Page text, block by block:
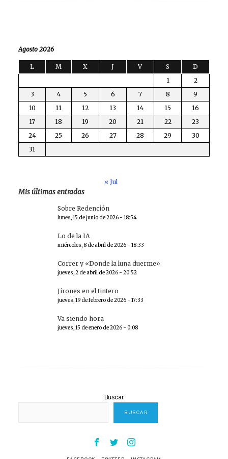
Agosto 2026
L M X J V S
D
1
2
3
4 5 6 7 8
9
10
11 12 13 14 15
16
17
18 19 20 21 22
23
24
25 26 27 28 29
30
31
« Jul
Mis últimas entradas
Sobre Redención
lunes, 15 de junio de 2026 - 18:54
Lo de la IA
miércoles, 8 de abril de 2026 - 18:33
Correr y «Donde la luna duerme»
jueves, 2 de abril de 2026 - 20:52
Jirones en el tintero
jueves, 19 de febrero de 2026 - 17:33
Va siendo hora
jueves, 15 de enero de 2026 - 0:08
Buscar
BUSCAR
FacebookTwitter Instagram